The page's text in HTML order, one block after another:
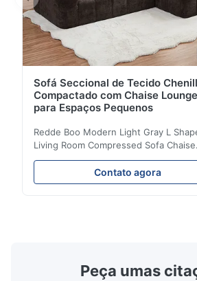
Sofá Seccional de Tecido
Compactado com Chaise Lounge
para Espaços Pequenos
Redde Boo Modern Light Gray L
Living Room Compressed Sofa Chaise
Lounge Product Overview High
soft sectional sofa designed for small
spaces, featuring a contemporary
Contato agora
Peça umas